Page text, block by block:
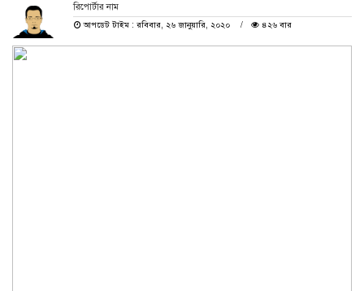
রিপোর্টার নাম
আপডেট টাইম : রবিবার, ২৬ জানুয়ারি, ২০২০
৪২৬ বার